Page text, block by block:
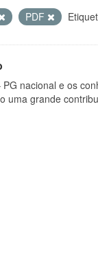
PDF
nacional e os
uma grande